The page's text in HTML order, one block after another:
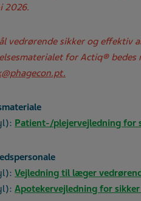
2026.
vedrørende sikker og effektiv
for Actiq®
Patient-/plejervejledning for
Vejledning til læger
Apotekervejledning for